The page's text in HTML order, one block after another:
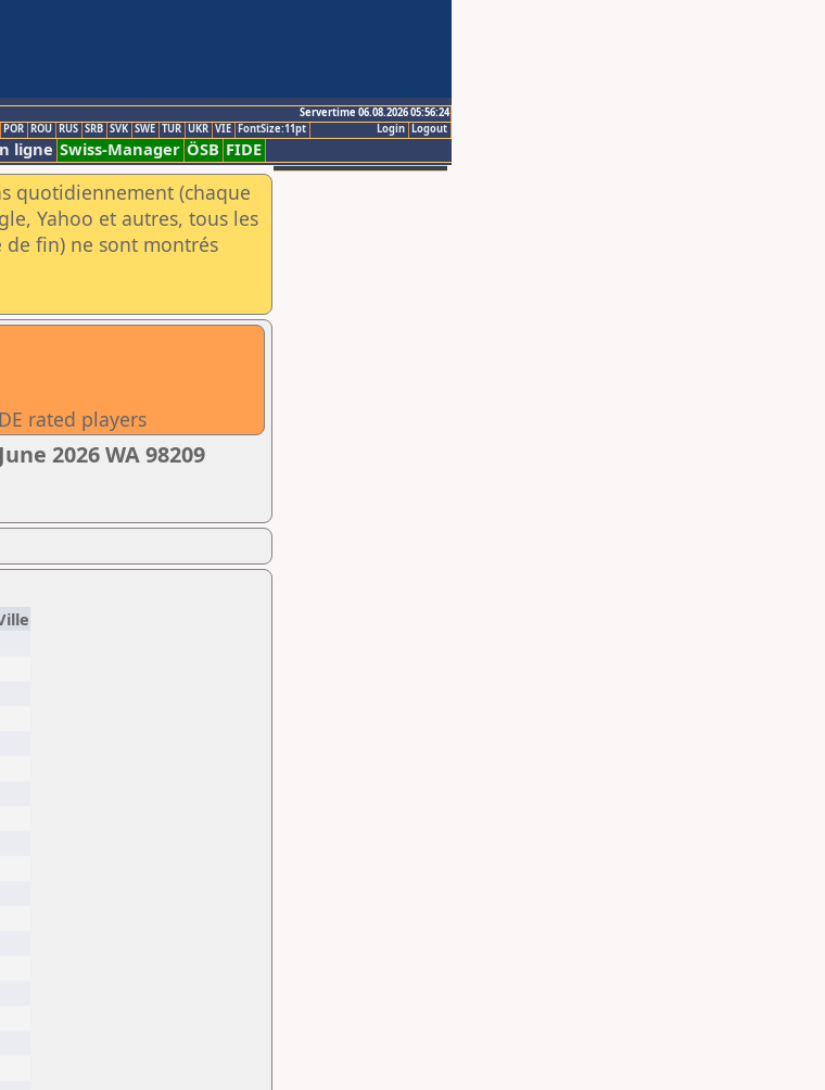
Servertime 06.08.2026 05:56:24
Logout
Login
POR ROU RUS SRB SVK SWE TUR UKR VIE FontSize:11pt
ligne Swiss-Manager ÖSB FIDE
quotidiennement (chaque
Yahoo et autres, tous les
de fin) ne sont montrés
rated players
2026 WA 98209